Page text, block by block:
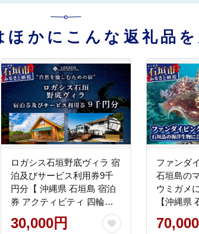
かにこんな返礼品を
ロガシス石垣野底ヴィラ 宿
泊及びサービス利用券9千
円分【 沖縄県 石垣島 宿泊
券 アクティビティ 四輪バ
ギー カヤック BBQ 国内旅
行 リゾート ホテル 旅 旅行
30,000円
ファンダ
石垣島の
ウミガメ
【沖縄県
グ 利用
タ 珊瑚